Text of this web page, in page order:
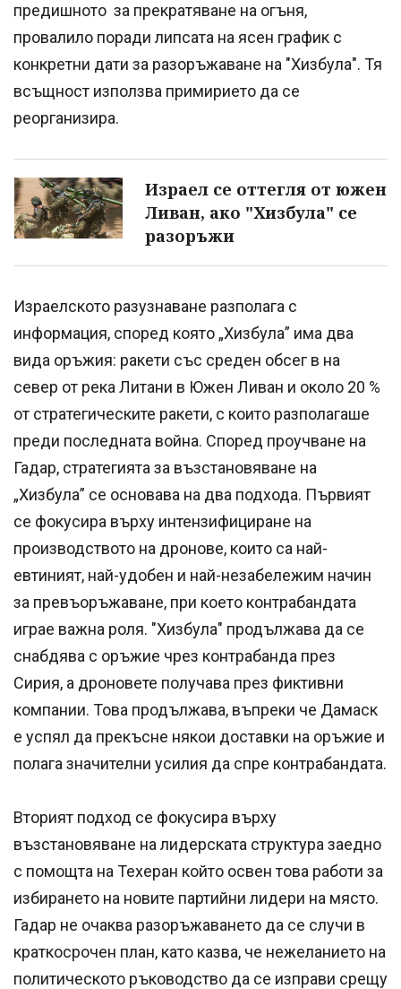
предишното за прекратяване на огъня,
провалило поради липсата на ясен график с
конкретни дати за разоръжаване на "Хизбула". Тя
всъщност използва примирието да се
реорганизира.
Израел се оттегля от южен
Ливан, ако "Хизбула" се
разоръжи
Израелското разузнаване разполага с
информация, според която „Хизбула” има два
вида оръжия: ракети със среден обсег в на
север от река Литани в Южен Ливан и около 20 %
от стратегическите ракети, с които разполагаше
преди последната война. Според проучване на
Гадар, стратегията за възстановяване на
„Хизбула” се основава на два подхода. Първият
се фокусира върху интензифициране на
производството на дронове, които са най-
евтиният, най-удобен и най-незабележим начин
за превъоръжаване, при което контрабандата
играе важна роля. "Хизбула" продължава да се
снабдява с оръжие чрез контрабанда през
Сирия, а дроновете получава през фиктивни
компании. Това продължава, въпреки че Дамаск
е успял да прекъсне някои доставки на оръжие и
полага значителни усилия да спре контрабандата.
Вторият подход се фокусира върху
възстановяване на лидерската структура заедно
с помощта на Техеран който освен това работи за
избирането на новите партийни лидери на място.
Гадар не очаква разоръжаването да се случи в
краткосрочен план, като казва, че нежеланието на
политическото ръководство да се изправи срещу